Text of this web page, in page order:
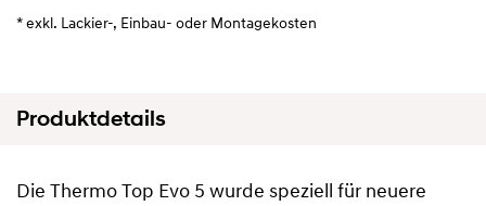
* exkl. Lackier-, Einbau- oder Montagekosten
Produktdetails
Die Thermo Top Evo 5 wurde speziell für neuere